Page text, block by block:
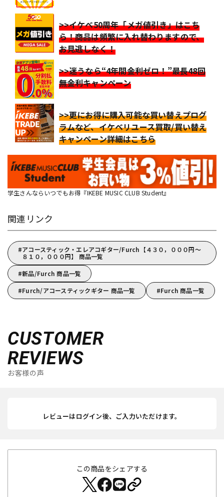
>>イケベ50周年「メガ値引き」はこち
ら！商品は頻繁に入れ替わりますので、
お見逃しなく！
>>迷うなら“4年間金利ゼロ！”最長48回
無金利キャンペーン
>>更にお得に購入可能な買い替えプログ
ラムなど、イケベリユース買取/買い替え
キャンペーン詳細はこちら
学生さんならいつでもお得『IKEBE MUSIC CLUB Student』
関連リンク
アコースティック・エレアコギター/Furch【４３０，０００円～
８１０，０００円】 商品一覧
新品/Furch 商品一覧
Furch/アコースティックギター 商品一覧
Furch 商品一覧
CUSTOMER
REVIEWS
お客様の声
レビューはログイン後、ご入力いただけます。
この商品をシェアする